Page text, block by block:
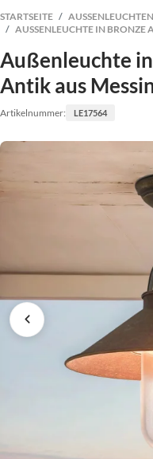
STARTSEITE
AUSSENLEUCHTEN
AUSSENLEUCHTE IN BRONZE
Außenleuchte
Antik aus
Artikelnummer: LE17564